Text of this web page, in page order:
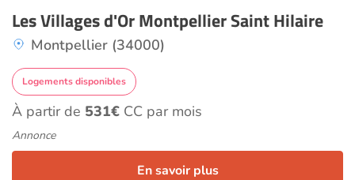
Les Villages d'Or Montpellier Saint Hilaire
Montpellier (34000)
Logements disponibles
À partir de 531€ CC par mois
Annonce
En savoir plus